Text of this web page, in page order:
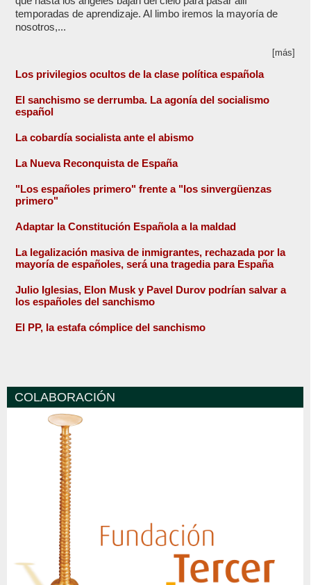
temporadas de aprendizaje. Al limbo iremos la mayoría de
nosotros,...
[más]
Los privilegios ocultos de la clase política española
El sanchismo se derrumba. La agonía del socialismo
español
La cobardía socialista ante el abismo
La Nueva Reconquista de España
"Los españoles primero" frente a "los sinvergüenzas
primero"
Adaptar la Constitución Española a la maldad
La legalización masiva de inmigrantes, rechazada por la
mayoría de españoles, será una tragedia para España
Julio Iglesias, Elon Musk y Pavel Durov podrían salvar a
los españoles del sanchismo
El PP, la estafa cómplice del sanchismo
COLABORACIÓN